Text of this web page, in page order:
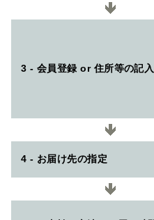
3 - 会員登録 or 住所等の記入
4 - お届け先の指定